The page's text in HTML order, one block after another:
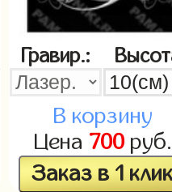
Гравир.:
В корзину
Цена 700руб.
Заказ в 1